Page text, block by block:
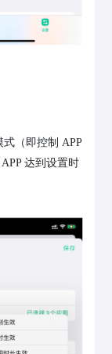
式（即控制 APP
达到设置时